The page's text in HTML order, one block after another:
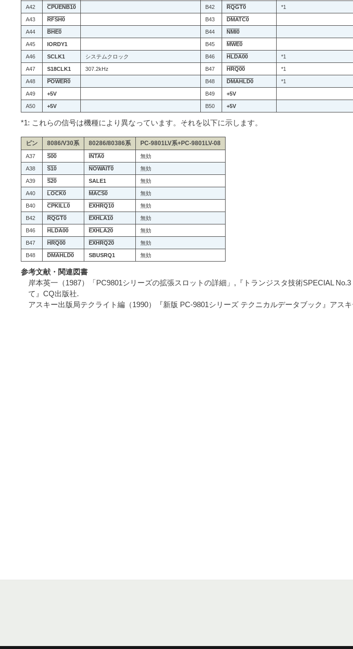
A42 CPUENB10 B42 RQGT0 *1
A43 RFSH0 B43 DMATC0
A44 BHE0 B44 NMI0
A45 IORDY1 B45 MWE0
A46 SCLK1 システムクロック B46 HLDA00 *1
A47 S18CLK1 307.2kHz B47 HRQ00 *1
A48 POWER0 B48 DMAHLD0 *1
A49 +5V B49 +5V
A50 +5V B50 +5V
*1: これらの信号は機種により異なっています。それを以下に示します。
ピン 8086/V30系 80286/80386系 PC-9801LV系+PC-9801LV-08
A37 S00 INTA0 無効
A38 S10 NOWAIT0 無効
A39 S20 SALE1 無効
A40 LOCK0 MACS0 無効
B40 CPKILL0 EXHRQ10 無効
B42 RQGT0 EXHLA10 無効
B46 HLDA00 EXHLA20 無効
B47 HRQ00 EXHRQ20 無効
B48 DMAHLD0 SBUSRQ1 無効
参考文献・関連図書
岸本英一（1987）「PC9801シリーズの拡張スロットの詳細」,『トランジスタ技術SPECIAL
て』CQ出版社.
アスキー出版局テクライト編（1990）『新版 PC-9801シリーズ テクニカルデータブック』アスキ